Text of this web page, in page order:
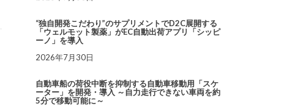
“独自開発こだわり”のサプリメントでD2C展開する
「ウェルモット製薬」がEC自動出荷アプリ「シッピ
ーノ」を導入
2026年7月30日
自動車船の荷役中断を抑制する自動車移動用「スケ
ーター」を開発・導入 ～自力走行できない車両を約
5分で移動可能に～